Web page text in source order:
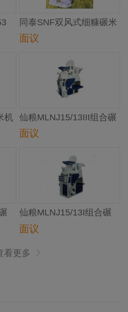
同泰SNF双风式细糠碾米
机
面议
机
仙粮MLNJ15/13III组合碾
米机
面议
仙粮MLNJ15/13I组合碾
米机
面议
看更多